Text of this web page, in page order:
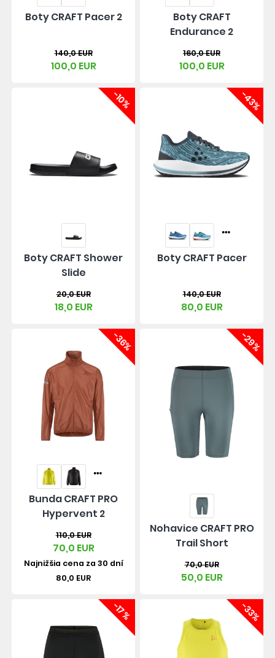
Boty CRAFT Pacer 2
140,0 EUR
100,0 EUR
Boty CRAFT
Endurance 2
160,0 EUR
100,0 EUR
-10%
Boty CRAFT Shower
Slide
20,0 EUR
18,0 EUR
-43%
Boty CRAFT Pacer
140,0 EUR
80,0 EUR
-36%
Bunda CRAFT PRO
Hypervent 2
110,0 EUR
70,0 EUR
Najnižšia cena za 30 dní
80,0 EUR
-29%
Nohavice CRAFT PRO
Trail Short
70,0 EUR
50,0 EUR
-17% -33%